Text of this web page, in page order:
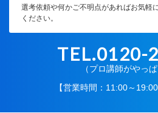
選考依頼や何かご不明点があればお気軽
ください。
TEL.0120-
（プロ講師がやっぱ
【営業時間：11:00～